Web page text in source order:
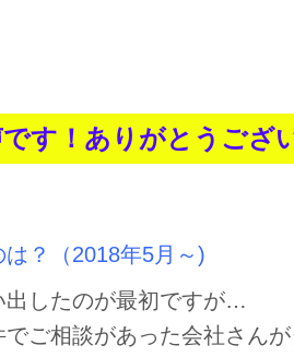
す！ありがとうござ
は？（2018年5月～)
出したのが最初ですが…
でご相談があった会社さん